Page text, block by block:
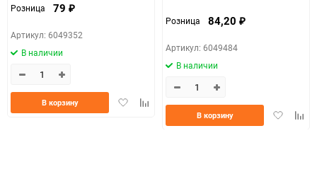
Розница 79 ₽
Артикул: 6049352
В наличии
ДобавитьДобавить
сравнению
В корзину
Розница 84,20 ₽
Артикул: 6049484
В наличии
Добавить
В корзину